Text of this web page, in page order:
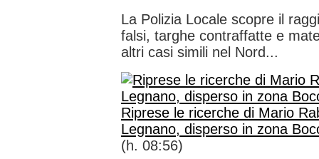
La Polizia Locale scopre il
falsi, targhe contraffatte e
altri casi simili nel Nord...
Riprese le ricerche di Mario
Legnano, disperso in zona
(h. 08:56)